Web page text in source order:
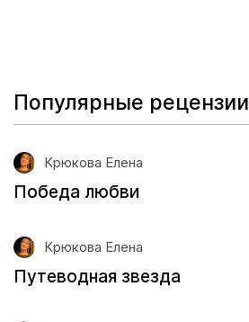
Популярные рецензии
Крюкова Елена
Победа любви
Крюкова Елена
Путеводная звезда